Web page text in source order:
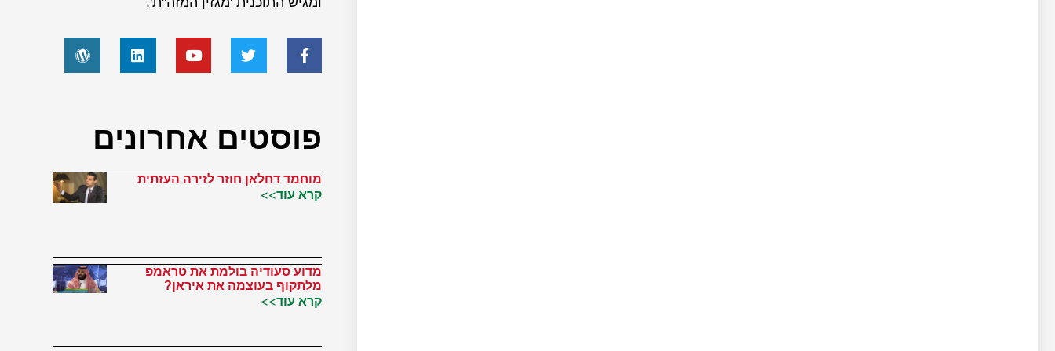
פוסטים אחרונים
מוחמד דחלאן חוזר לזירה העזתית
קרא עוד>>
מדוע סעודיה בולמת את טראמפ
מלתקוף בעוצמה את איראן?
קרא עוד>>